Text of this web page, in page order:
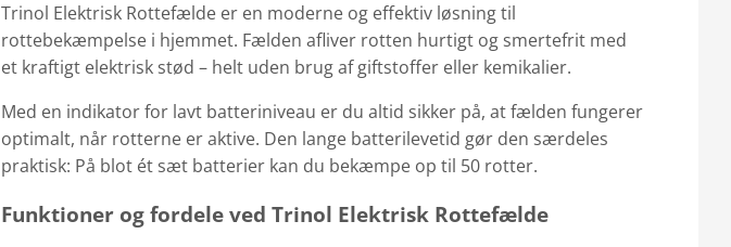
Trinol Elektrisk Rottefælde er en moderne og effektiv løsning til
rottebekæmpelse i hjemmet. Fælden afliver rotten hurtigt og smertefrit med
et kraftigt elektrisk stød – helt uden brug af giftstoffer eller kemikalier.
Med en indikator for lavt batteriniveau er du altid sikker på, at fælden fungerer
optimalt, når rotterne er aktive. Den lange batterilevetid gør den særdeles
praktisk: På blot ét sæt batterier kan du bekæmpe op til 50 rotter.
Funktioner og fordele ved Trinol Elektrisk Rottefælde